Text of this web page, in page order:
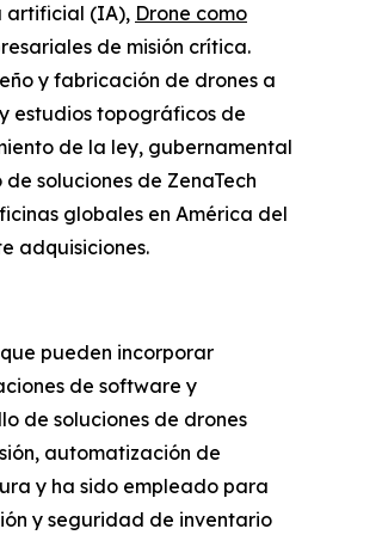
artificial (IA), Drone como
de misión crítica.
y fabricación de drones a
estudios topográficos de
de la ley, gubernamental
soluciones de ZenaTech
globales en América del
adquisiciones.
pueden incorporar
de software y
de soluciones de drones
automatización de
y ha sido empleado para
y seguridad de inventario